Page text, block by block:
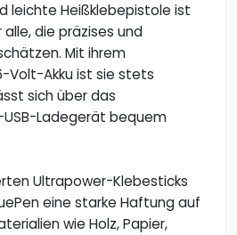
leichte Heißklebepistole ist
die präzises und
Mit ihrem
Volt-Akku ist sie stets
sich über das
Ladegerät bequem
Ultrapower-Klebesticks
eine starke Haftung auf
wie Holz, Papier,